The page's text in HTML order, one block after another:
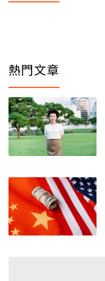
熱門文章